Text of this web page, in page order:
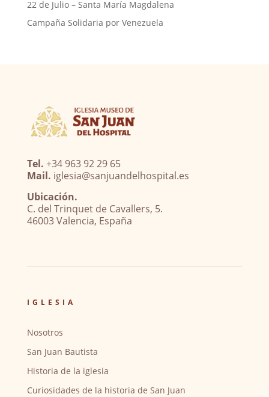
22 de Julio – Santa María Magdalena
Campaña Solidaria por Venezuela
Tel. +34 963 92 29 65
Mail. iglesia@sanjuandelhospital.es
Ubicación.
C. del Trinquet de Cavallers, 5.
46003 Valencia, España
IGLESIA
Nosotros
San Juan Bautista
Historia de la iglesia
Curiosidades de la historia de San Juan